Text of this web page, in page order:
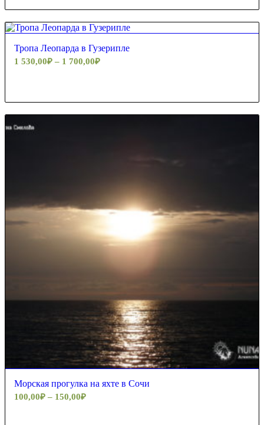
Тропа Леопарда в Гузерипле
1 530,00₽ – 1 700,00₽
Морская прогулка на яхте в Сочи
100,00₽ – 150,00₽